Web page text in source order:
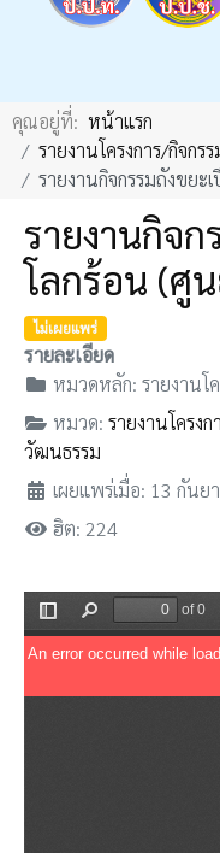
คุณอยู่ที่: หน้าแรก
รายงานโครงการ/กิจก
รายงานกิจกรรมถังขยะ
รายงานกิจ
โลกร้อน (ศู
ไม่เผยแพร่
รายละเอียด
หมวดหลัก: รายงานโ
หมวด: รายงานโครง
วัฒนธรรม
เผยแพร่เมื่อ: 13 กันย
ฮิต: 224